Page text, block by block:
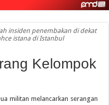
insiden penembakan di dekat
istana di Istanbul
Kelompok
militan melancarkan serangan